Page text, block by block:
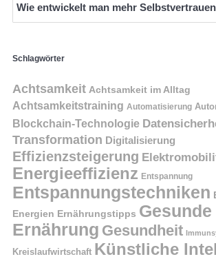
Wie entwickelt man mehr
Schlagwörter
Achtsamkeit Achtsamkeit im Alltag
Achtsamkeitstraining Automatisierung
Blockchain-Technologie
Transformation Digitalisierung
Effizienzsteigerung
Energieeffizienz Entspannung
Entspannungstechniken
Energien Ernährungstipps Gesunde
Ernährung Gesundheit
Kreislaufwirtschaft Künstliche